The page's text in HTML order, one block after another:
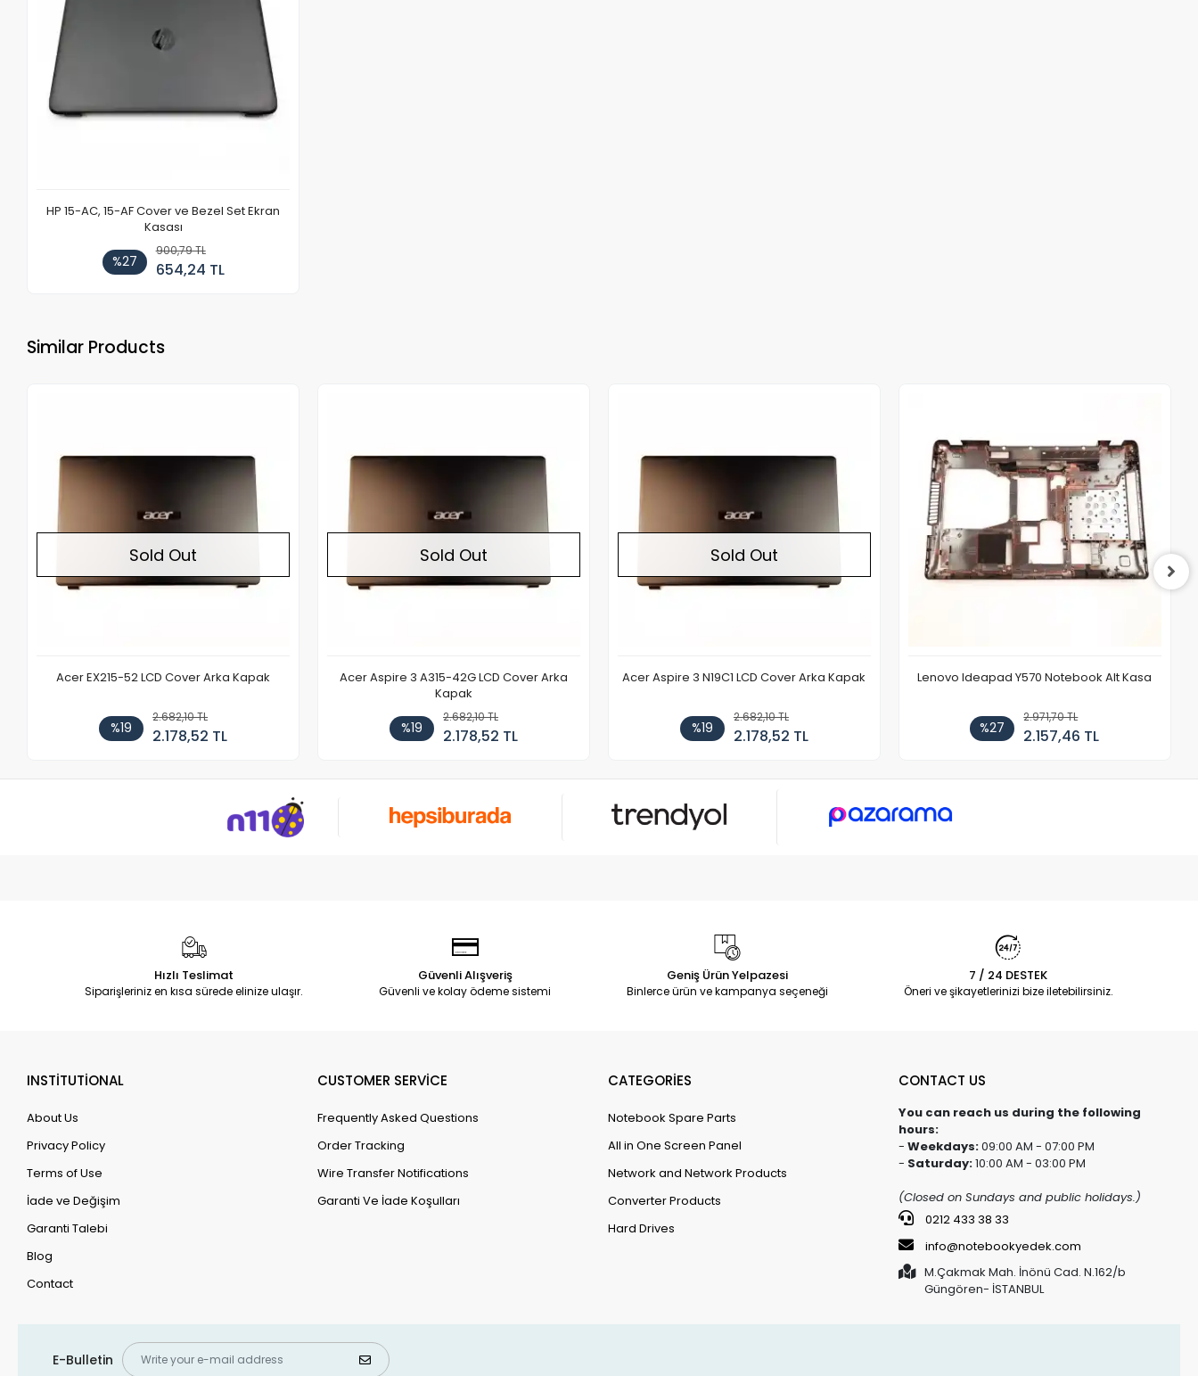
HP 15-AC, 15-AF Cover ve Bezel Set Ekran
Kasası
%27
900,79 TL
654,24 TL
Similar Products
Sold Out
Acer EX215-52 LCD Cover Arka Kapak
%19
2.682,10 TL
2.178,52 TL
Sold Out
Acer Aspire 3 A315-42G LCD Cover Arka
Kapak
%19
2.682,10 TL
2.178,52 TL
Sold Out
Acer Aspire 3 N19C1 LCD Cover Arka Kapak
%19
2.682,10 TL
2.178,52 TL
Lenovo Ideapad Y570 Notebook Alt Kasa
%27
2.971,70 TL
2.157,46 TL
Hızlı Teslimat
Siparişleriniz en kısa sürede elinize ulaşır.
Güvenli Alışveriş
Güvenli ve kolay ödeme sistemi
Geniş Ürün Yelpazesi
Binlerce ürün ve kampanya seçeneği
7 / 24 DESTEK
Öneri ve şikayetlerinizi bize iletebilirsiniz.
INSTİTUTİONAL
About Us
Privacy Policy
Terms of Use
İade ve Değişim
Garanti Talebi
Blog
Contact
CUSTOMER SERVİCE
Frequently Asked Questions
Order Tracking
Wire Transfer Notifications
Garanti Ve İade Koşulları
CATEGORİES
Notebook Spare Parts
All in One Screen Panel
Network and Network Products
Converter Products
Hard Drives
CONTACT US
You can reach us during the following
hours:
- Weekdays:09:00 AM - 07:00 PM
- Saturday:10:00 AM - 03:00 PM
(Closed on Sundays and public holidays.)
0212 433 38 33
info@notebookyedek.com
M.Çakmak Mah. İnönü Cad. N.162/b
Güngören- İSTANBUL
E-Bulletin